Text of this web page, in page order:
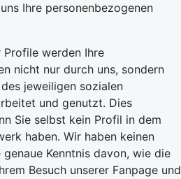
Ihre personenbezogenen
Profile werden Ihre
nicht nur durch uns, sondern
jeweiligen sozialen
und genutzt. Dies
Sie selbst kein Profil in dem
haben. Wir haben keinen
Kenntnis davon, wie die
Besuch unserer Fanpage und